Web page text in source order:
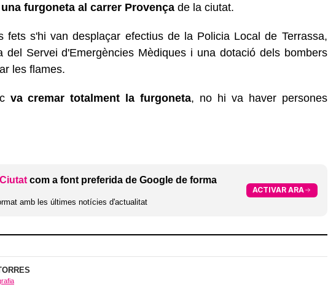
furgoneta al carrer Provença de la ciutat.
fets s'hi van desplaçar efectius de la Policia Local de Terrassa,
del Servei d'Emergències Mèdiques i una dotació dels bombers
les flames.
va cremar totalment la furgoneta, no hi va haver persones
com a font preferida de Google de forma
amb les últimes notícies d'actualitat
ACTIVAR ARA